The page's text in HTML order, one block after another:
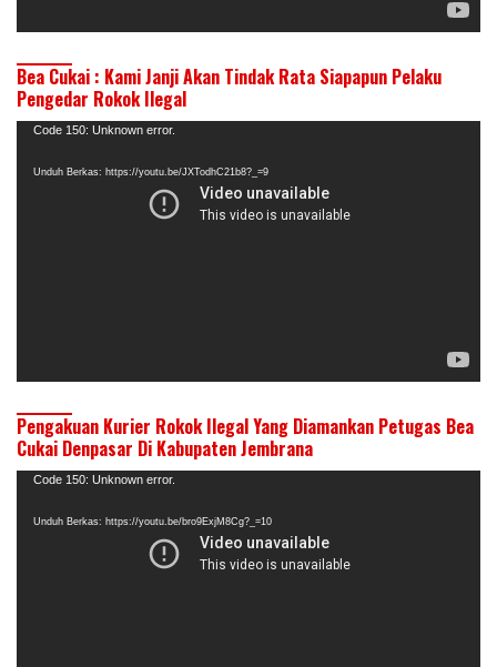
Bea Cukai : Kami Janji Akan Tindak Rata Siapapun Pelaku
Pengedar Rokok Ilegal
Pemutar
Code 150: Unknown error.
Unduh Berkas: https://youtu.be/JXTodhC21b8?_=9
Pengakuan Kurier Rokok Ilegal Yang Diamankan Petugas Bea
Cukai Denpasar Di Kabupaten Jembrana
Pemutar
Code 150: Unknown error.
Unduh Berkas: https://youtu.be/bro9ExjM8Cg?_=10